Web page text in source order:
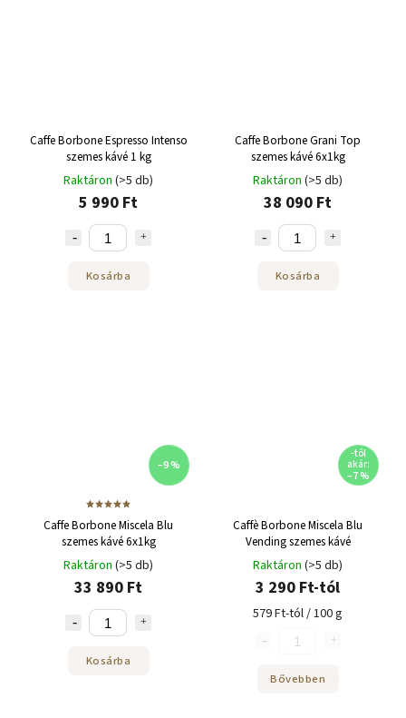
Caffe Borbone Espresso Intenso
szemes kávé 1 kg
Raktáron (>5 db)
5 990 Ft
Kosárba
Caffe Borbone Grani Top
szemes kávé 6x1kg
Raktáron (>5 db)
38 090 Ft
Kosárba
–9 %
Caffe Borbone Miscela Blu
szemes kávé 6x1kg
Raktáron (>5 db)
33 890 Ft
Kosárba
-tól
akár:
–7 %
Caffè Borbone Miscela Blu
Vending szemes kávé
Raktáron (>5 db)
3 290 Ft-tól
579 Ft-tól / 100 g
Bővebben